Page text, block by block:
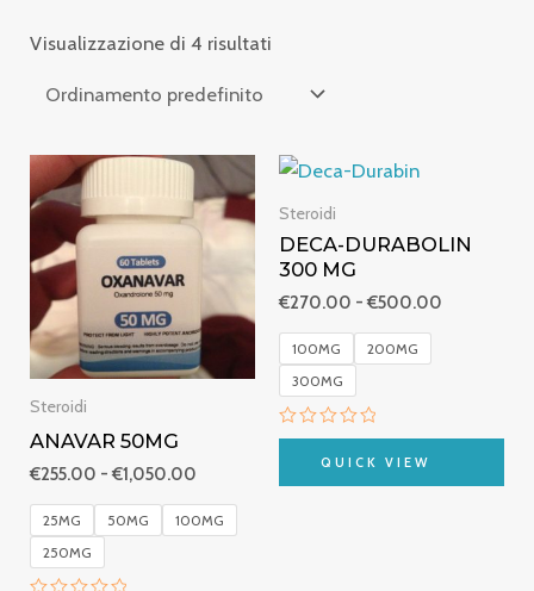
Visualizzazione di 4 risultati
Steroidi
ANAVAR 50MG
€255.00 - €1,050.00
Fascia
prezzo:
da
€255.00
€1,050.00
25MG 50MG
100MG
250MG
Steroidi
DECA-DURABOLIN
300 MG
€270.00 - €500.00
da
€270.00
100MG
200MG
300MG
Valutato
5
QUICK VIEW